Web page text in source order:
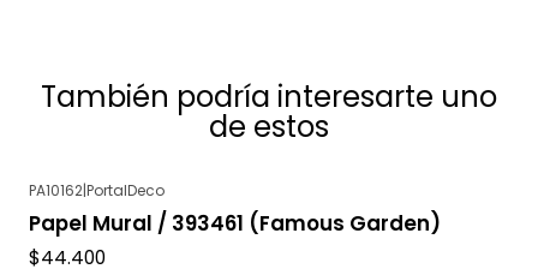
También podría interesarte uno
de estos
PA10162|PortalDeco
Papel Mural / 393461 (Famous Garden)
$44.400